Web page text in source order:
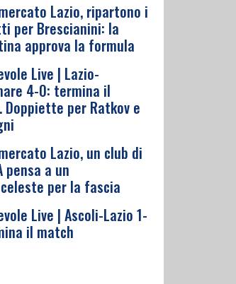
Lazio, ripartono i
per Brescianini: la
approva la formula
Live | Lazio-
4-0: termina il
Doppiette per Ratkov e
Lazio, un club di
pensa a un
per la fascia
Live | Ascoli-Lazio 1-
il match